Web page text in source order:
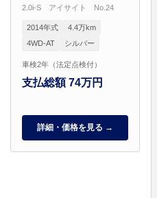
2.0i-S アイサイト No.24
2014年式
4.4万km
4WD-AT
シルバー
車検2年（法定点検付）
支払総額 74万円
詳細・価格を見る →